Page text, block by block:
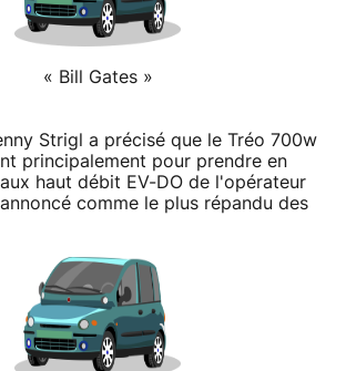
« Bill Gates »
Strigl a précisé que le Tréo 700w
principalement pour prendre en
haut débit EV-DO de l'opérateur
comme le plus répandu des